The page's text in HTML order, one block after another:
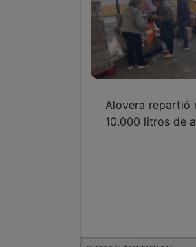
Alovera repartió
10.000 litros de